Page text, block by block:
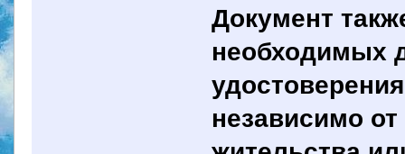
Документ
необходимых
независимо